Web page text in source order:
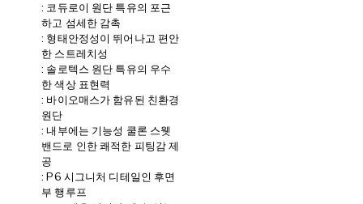
: 코듀로이 원단 특유의 포근
하고 섬세한 감촉
: 형태안정성이 뛰어나고 편안
한 스트레치성
: 솔로텍스 원단 특유의 우수
한 색상 표현력
: 바이오매스가 함유된 친환경
원단
: 내부에는 기능성 쿨론 스웻
밴드로 인한 쾌적한 피팅감 제
공
: P6 시그니처 디테일인 후면
부 행루프